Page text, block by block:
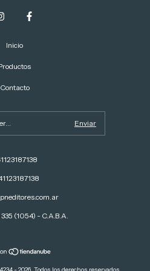
Inicio
Contacto
(1054) - C.A.B.A.